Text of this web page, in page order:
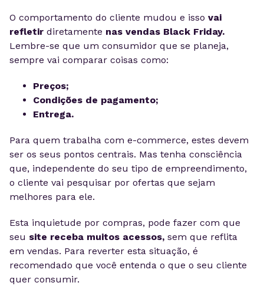
O comportamento do cliente mudou e isso vai
refletir diretamente nas vendas Black Friday.
Lembre-se que um consumidor que se planeja,
sempre vai comparar coisas como:
Preços;
Condições de pagamento;
Entrega.
Para quem trabalha com e-commerce, estes devem
ser os seus pontos centrais. Mas tenha consciência
que, independente do seu tipo de empreendimento,
o cliente vai pesquisar por ofertas que sejam
melhores para ele.
Esta inquietude por compras, pode fazer com que
seu site receba muitos acessos, sem que reflita
em vendas. Para reverter esta situação, é
recomendado que você entenda o que o seu cliente
quer consumir.